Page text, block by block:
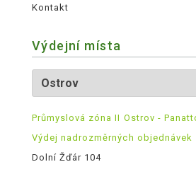
Kontakt
Výdejní místa
Průmyslová zóna II Ostrov -
Výdej nadrozměrných objednávek
Dolní Žďár 104